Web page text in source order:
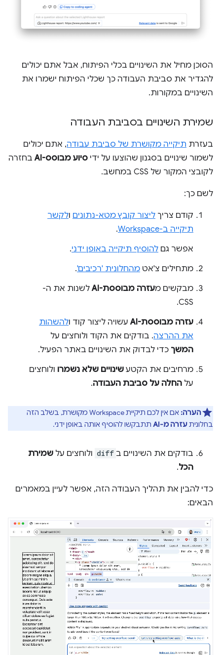
הסוכן מחיל את השינויים בכלי הפיתוח, אבל אתם יכולים
להגדיר את סביבת העבודה כך שכלי הפיתוח ישמרו את
השינויים במקורות.
שמירת השינויים בסביבת העבודה
בעזרת תיקייה מקושרת של סביבת עבודה, אתם יכולים
לשמור שינויים בסגנון שהוצעו על ידי סיוע מבוסס-AI
בחזרה
לקובצי המקור של CSS במחשב.
לשם כך:
קודם צריך ליצור קובץ מטא-נתונים ולקשר
תיקייה ב-Workspace
.
אפשר גם להוסיף תיקייה באופן ידני.
מתחילים צ'אט מהחלונית 'רכיבים'.
מבקשים מעזרה מבוססת-AI
לשנות את ה-
CSS.
עזרה מבוססת-AI
עשויה ליצור קוד ולהשהות
את ההרצה. בודקים את הקוד ולוחצים על
המשך כדי לבדוק את השינויים באתר הפעיל.
מרחיבים את הקטע שינויים שלא נשמרו ולוחצים
על החלה על סביבת העבודה.
הערה:
אם אין לכם תיקיית Workspace מקושרת, בשלב הזה
בחלוניתעזרה מ-AI תתבקשו להוסיף אותה באופן ידני.
בודקים את השינויים ב diff ולוחצים על שמירת
הכל.
כדי להבין את תהליך העבודה הזה, אפשר לעיין במאמרים
הבאים: